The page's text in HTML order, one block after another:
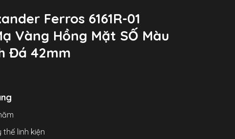
Ferros 6161R-01
Vàng Hồng Mặt SỐ Màu
Đá 42mm
linh kiện